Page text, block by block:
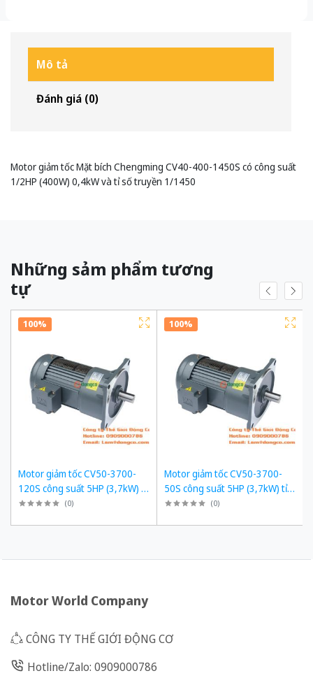
Mô tả
Đánh giá (0)
Motor giảm tốc Mặt bích Chengming CV40-400-1450S có công suất
1/2HP (400W) 0,4kW và tỉ số truyền 1/1450
Những sảm phẩm tương
tự
100%
Motor giảm tốc CV50-3700-
120S công suất 5HP (3,7kW) tỉ
số truyền 1/120
(0)
100%
Motor giảm tốc CV50-3700-
50S công suất 5HP (3,7kW) tỉ
số truyền 1/50
(0)
Motor World Company
CÔNG TY THẾ GIỚI ĐỘNG CƠ
Hotline/Zalo: 0909000786